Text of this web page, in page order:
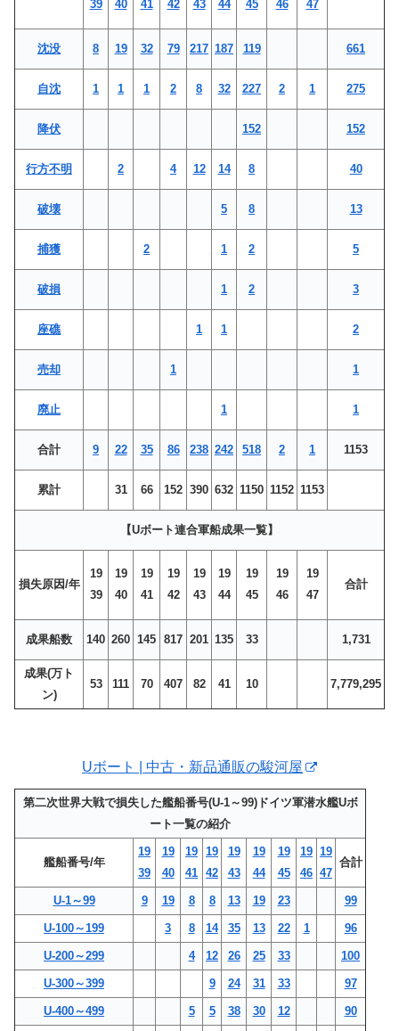
39
40 41 42 43 44 45 46 47
沈没 8 19 32 79 217 187 119 661
自沈 1 1 1 2 8 32 227 2 1 275
降伏 152 152
行方不明 2 4 12 14 8 40
破壊 5 8 13
捕獲 2 1 2 5
破損 1 2 3
座礁 1 1 2
売却 1 1
廃止 1 1
合計 9 22 35 86 238 242 518 2 1 1153
累計 31 66 152 390 632 1150 1152 1153
【Uボート連合軍船成果一覧】
損失原因/年
19
39
19
40
19
41
19
42
19
43
19
44
19
45
19
46
19
47
合計
成果船数 140 260 145 817 201 135 33 1,731
成果(万ト
ン)
53 111 70 407 82 41 10 7,779,295
Uボート | 中古・新品通販の駿河屋
第二次世界大戦で損失した艦船番号(U-1～99)ドイツ軍潜水艦Uボ
ート一覧の紹介
艦船番号/年
19
39
19
40
19
41
19
42
19
43
19
44
19
45
19
46
19
47
合計
U-1～99 9 19 8 8 13 19 23 99
U-100～199 3 8 14 35 13 22 1 96
U-200～299 4 12 26 25 33 100
U-300～399 9 24 31 33 97
U-400～499 5 5 38 30 12 90